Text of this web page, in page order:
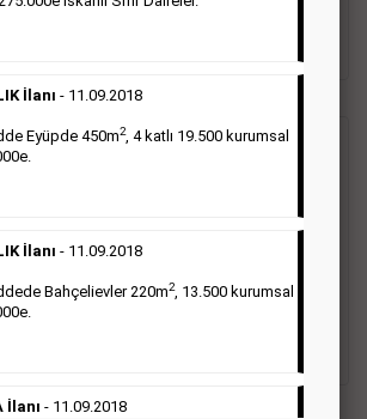
Bilgi & İlan Örnekleri
Vasıta İlanı
alım- satım, duyuru, mini reklam şeklinde
Gazetelerin tirajını önemli ölçüde
gelirlerinin de önemli bir bölümünü
sarı sayfa eleman ilanlarında 6 kelime
şartı aranmamaktadır.
Bilgi & İlan Örnekleri
İlanı - 11.09.2018
Eyüpde 450m2, 4 katlı 19.500 kurumsal
İlanı - 11.09.2018
Bahçelievler 220m2, 13.500 kurumsal
İlanı - 11.09.2018